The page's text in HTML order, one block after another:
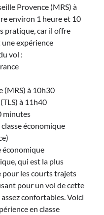
Provence (MRS) à
environ 1 heure et 10
pratique, car il offre
expérience
vol :
(MRS) à 10h30
à 11h40
minutes
économique
économique
qui est la plus
pour les courts trajets
pour un vol de cette
confortables. Voici
en classe